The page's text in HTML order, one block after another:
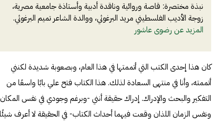
نبذة مختصرة: قاصة وروائية وناقدة أدبية وأستاذة جامعية مصرية،
زوجة الأديب الفلسطيني مريد البرغوثي، ووالدة الشاعر تميم البرغوثي.
المزيد عن رضوى عاشور
كان هذا إحدى الكتب التي أتممتها في هذا العام، وبصعوبة شديدة لكنني
أتممته، وأنا في منتهى السعادة لذلك. هذا الكتاب فتح علي بابًا واسعًا من
التفكير والبحث والإدراك. إدراك حقيقة أنني -وبرغم وجودي في نفس المكان
ونفس الزمان اللذان وقعت فيهما أحداث الكتاب- في الحقيقة لا أعرف شيئًا